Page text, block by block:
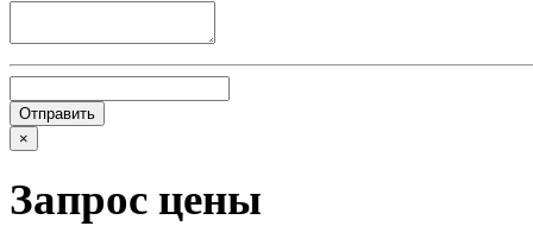
×
Запрос цены